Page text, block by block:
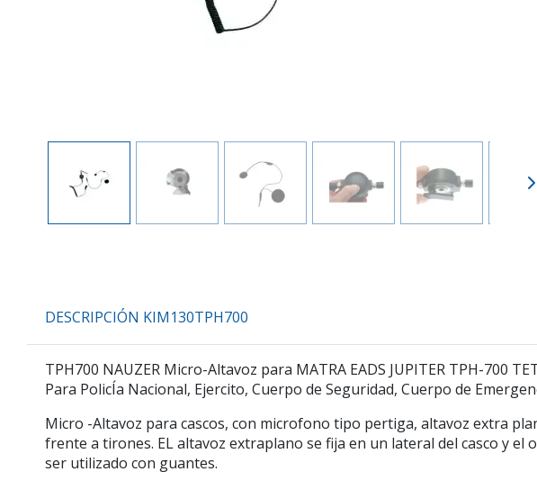
DESCRIPCIÓN KIM130TPH700
TPH700 NAUZER Micro-Altavoz para MATRA EADS JUPITER TPH-700
Para PolicÍa Nacional, Ejercito, Cuerpo de Seguridad, Cuerpo de
Micro -Altavoz para cascos, con microfono tipo pertiga, altavoz extra
frente a tirones. EL altavoz extraplano se fija en un lateral del casco y
ser utilizado con guantes.